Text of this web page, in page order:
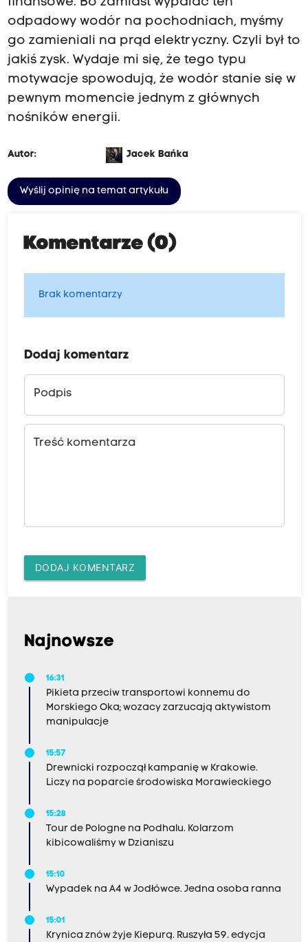
odpadowy wodór na pochodniach, myśmy
go zamieniali na prąd elektryczny. Czyli był to
jakiś zysk. Wydaje mi się, że tego typu
motywacje spowodują, że wodór stanie się w
pewnym momencie jednym z głównych
nośników energii.
Autor: Jacek Bańka
Wyślij opinię na temat artykułu
Komentarze (0)
Brak komentarzy
Dodaj komentarz
Podpis
Treść komentarza
DODAJ KOMENTARZ
Najnowsze
16:31
Pikieta przeciw transportowi konnemu do
Morskiego Oka; wozacy zarzucają aktywistom
manipulacje
15:57
Drewnicki rozpoczął kampanię w Krakowie.
Liczy na poparcie środowiska Morawieckiego
15:28
Tour de Pologne na Podhalu. Kolarzom
kibicowaliśmy w Dzianiszu
15:10
Wypadek na A4 w Jodłówce. Jedna osoba ranna
15:01
Krynica znów żyje Kiepurą. Ruszyła 59. edycja